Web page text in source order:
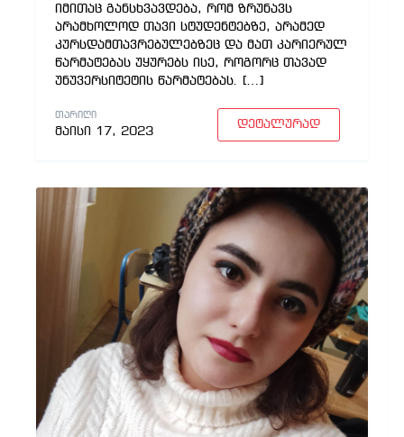
იმითაც განსხვავდება, რომ ზრუნავს
არამხოლოდ თავი სტუდენტებზე, არამედ
კურსდამთავრებულებზეც და მათ კარიერულ
წარმატებას უყურებს ისე, როგორც თავად
უნუვერსიტეტის წარმატებას. […]
ᲗᲐᲠᲘᲦᲘ
მაისი 17, 2023
დეტალურად